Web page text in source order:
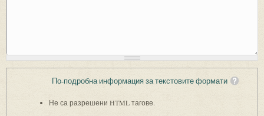
По-подробна информация за текстовите формати
Не са разрешени HTML тагове.